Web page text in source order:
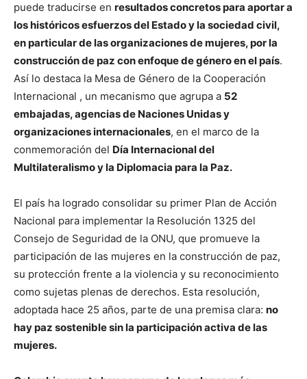
puede traducirse en resultados concretos para aportar a
los históricos esfuerzos del Estado y la sociedad civil,
en particular de las organizaciones de mujeres, por la
construcción de paz con enfoque de género en el país.
Así lo destaca la Mesa de Género de la Cooperación
Internacional , un mecanismo que agrupa a 52
embajadas, agencias de Naciones Unidas y
organizaciones internacionales, en el marco de la
conmemoración del Día Internacional del
Multilateralismo y la Diplomacia para la Paz.
El país ha logrado consolidar su primer Plan de Acción
Nacional para implementar la Resolución 1325 del
Consejo de Seguridad de la ONU, que promueve la
participación de las mujeres en la construcción de paz,
su protección frente a la violencia y su reconocimiento
como sujetas plenas de derechos. Esta resolución,
adoptada hace 25 años, parte de una premisa clara: no
hay paz sostenible sin la participación activa de las
mujeres.